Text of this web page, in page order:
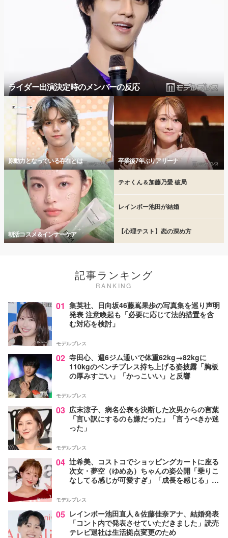
ライダー出演決定時のメンバーの反応
原動力となっている存在とは 卒業後7年ぶりアリーナ
朝活コスメ＆インナーケア
テオくん＆加藤乃愛 破局
レインボー池田が結婚
【心理テスト】恋の深め方
記事ランキング
RANKING
01 集英社、日向坂46藤嶌果歩の写真集を巡り声明
発表 注意喚起も「必要に応じて法的措置を含
む対応を検討」
モデルプレス
02 寺田心、週6ジム通いで体重62kg→82kgに
110kgのベンチプレス持ち上げる姿披露「胸板
の厚みすごい」「かっこいい」と反響
モデルプレス
03 広末涼子、病名公表を決断した次男からの言葉
「言い訳にするのも嫌だった」「言うべきか迷
った」
モデルプレス
04 辻希美、コストコでショッピングカートに座る
次女・夢空（ゆめあ）ちゃんの姿公開「乗りこ
なしてる感じが可愛すぎ」「成長を感じる」の
モデルプレス
05 レインボー池田直人＆佐藤佳奈アナ、結婚発表
「コント内で発表させていただきました」読売
テレビ退社は生活拠点変更のため